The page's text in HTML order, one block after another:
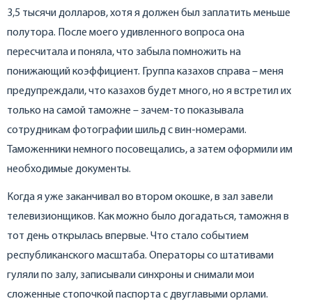
3,5 тысячи долларов, хотя я должен был заплатить меньше
полутора. После моего удивленного вопроса она
пересчитала и поняла, что забыла помножить на
понижающий коэффициент. Группа казахов справа – меня
предупреждали, что казахов будет много, но я встретил их
только на самой таможне – зачем-то показывала
сотрудникам фотографии шильд с вин-номерами.
Таможенники немного посовещались, а затем оформили им
необходимые документы.
Когда я уже заканчивал во втором окошке, в зал завели
телевизионщиков. Как можно было догадаться, таможня в
тот день открылась впервые. Что стало событием
республиканского масштаба. Операторы со штативами
гуляли по залу, записывали синхроны и снимали мои
сложенные стопочкой паспорта с двуглавыми орлами.